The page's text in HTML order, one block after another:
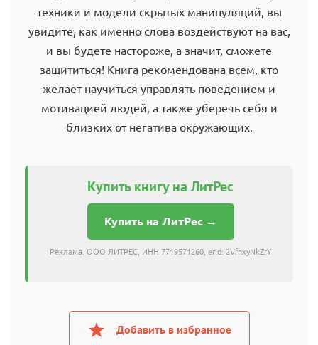
техники и модели скрытых манипуляций, вы
увидите, как именно слова воздействуют на вас,
и вы будете настороже, а значит, сможете
защититься! Книга рекомендована всем, кто
желает научиться управлять поведением и
мотивацией людей, а также уберечь себя и
близких от негатива окружающих.
Купить книгу на ЛитРес
Купить на ЛитРес →
Реклама. ООО ЛИТРЕС, ИНН 7719571260, erid: 2VfnxyNkZrY
Добавить в избранное